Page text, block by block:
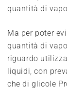
quantità di
Ma per poter
quantità di
riguardo
liquidi, con
che di glicole